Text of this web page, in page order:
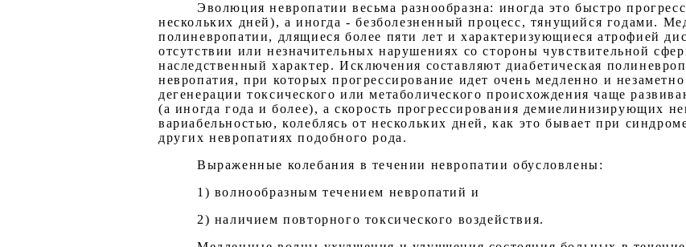
Эволюция невропатии весьма разнообразна: иногда это быстро
нескольких дней), а иногда - безболезненный процесс, тянущийся годами.
полиневропатии, длящиеся более пяти лет и характеризующиеся атрофией
отсутствии или незначительных нарушениях со стороны чувствительной
наследственный характер. Исключения составляют диабетическая
невропатия, при которых прогрессирование идет очень медленно и
дегенерации токсического или метаболического происхождения чаще
(а иногда года и более), а скорость прогрессирования демиелинизирующих
вариабельностью, колеблясь от нескольких дней, как это бывает при
других невропатиях подобного рода.
Выраженные колебания в течении невропатии обусловлены:
1) волнообразным течением невропатий и
2) наличием повторного токсического воздействия.